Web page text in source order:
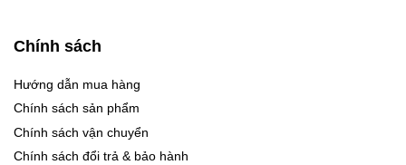
Chính sách
Hướng dẫn mua hàng
Chính sách sản phẩm
Chính sách vận chuyển
Chính sách đổi trả & bảo hành